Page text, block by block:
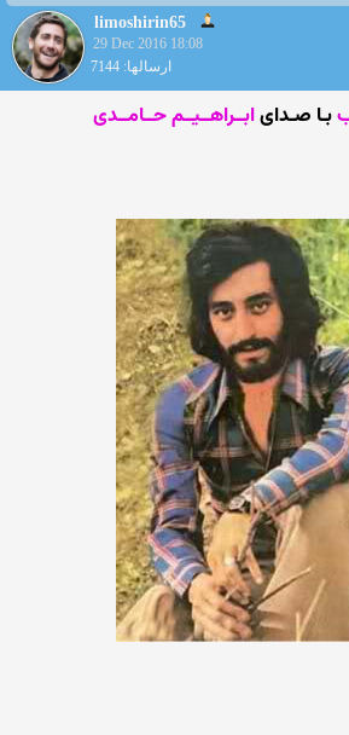
limoshirin65
29 Dec 2016 18:08
ارسالها: 7144
بـا صـدایابــراهــیــم حــامــدی